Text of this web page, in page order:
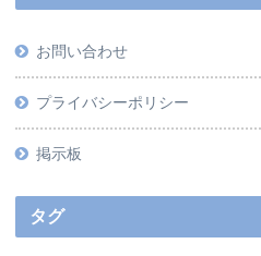
お問い合わせ
プライバシーポリシー
掲示板
タグ